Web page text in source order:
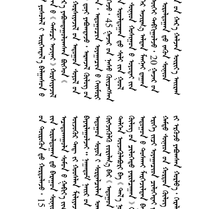
                           